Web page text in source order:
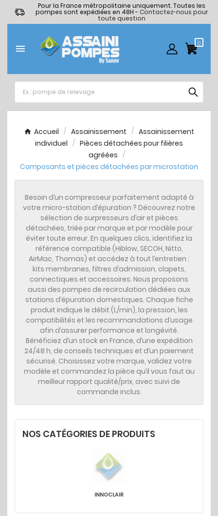
Pour la France métropolitaine uniquement. Toutes les
pompes sont expédiées en 48H - Contactez-nous pour
toute question
 0
Accueil Assainissement
Assainissement
individuel
Pièces détachées pour filières
agréées
Composants et pièces détachées par microstation
Besoin d’un compresseurparfaitement adapté à
votre micro-station d’épuration ? Découvrez notre
sélection de surpresseurs d’airet pièces
détachées, triée parmarque et parmodèle pour
éviter toute erreur. En quelques clics, identifiez la
référence compatible (Hiblow, SECOH, Nitto,
AirMac, Thomas) et accédez à tout l’entretien :
kits membranes, filtres d’admission, clapets,
connectiques et accessoires. Nous proposons
aussi des pompes de recirculation dédiées aux
stations d’épuration domestiques. Chaque fiche
produit indique le débit (L/min), la pression, les
compatibilités et les recommandations d’usage
afin d’assurer performance et longévité.
Bénéficiez d’un stock en France, d’une expédition
24/48 h, de conseils techniques et d’un paiement
sécurisé. Choisissez votre marque, validez votre
modèle et commandez la pièce qu’il vous faut au
meilleur rapport qualité/prix, avec suivi de
commande inclus.
NOS CATÉGORIES DE PRODUITS
INNOCLAIR